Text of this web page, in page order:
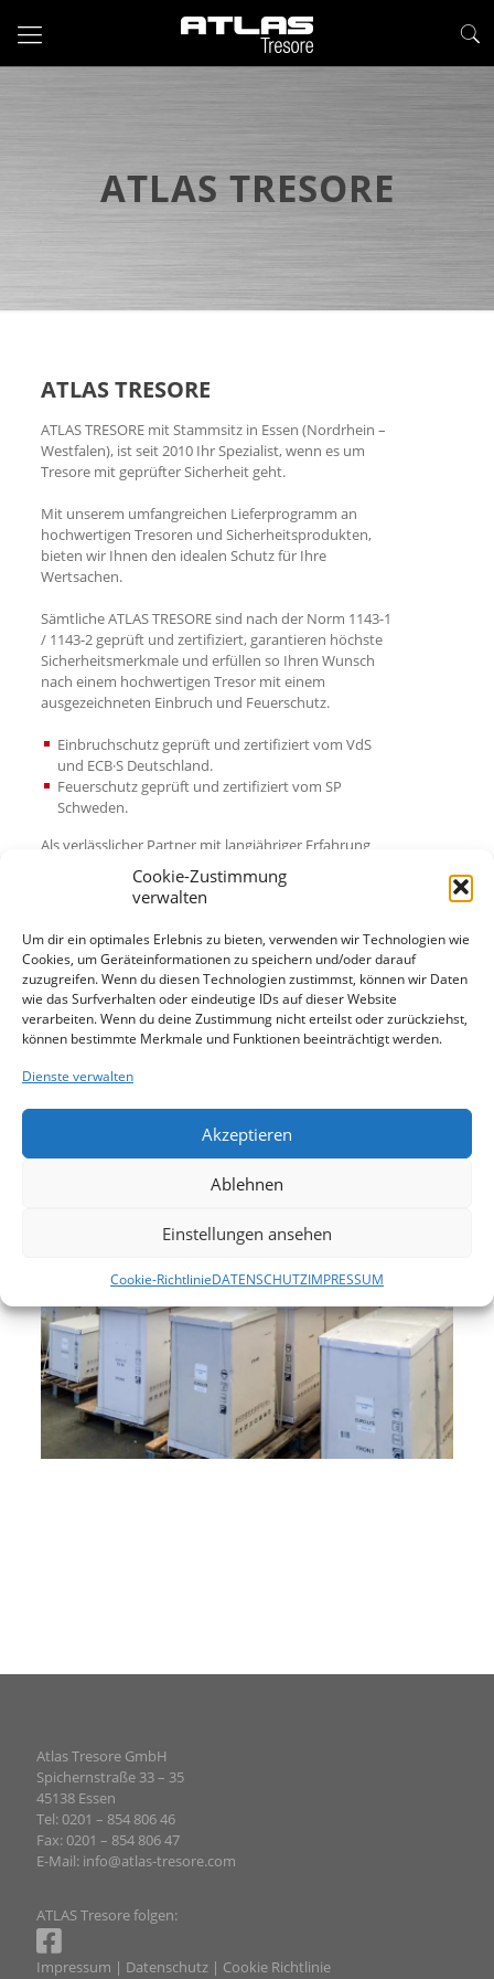
Cookie-Zustimmung
verwalten
Um dir ein optimales Erlebnis zu bieten, verwenden wir Technologien wie
Cookies, um Geräteinformationen zu speichern und/oder darauf
zuzugreifen. Wenn du diesen Technologien zustimmst, können wir Daten
wie das Surfverhalten oder eindeutige IDs auf dieser Website
verarbeiten. Wenn du deine Zustimmung nicht erteilst oder zurückziehst,
können bestimmte Merkmale und Funktionen beeinträchtigt werden.
Dienste verwalten
Akzeptieren
Ablehnen
Einstellungen ansehen
Cookie-RichtlinieDATENSCHUTZIMPRESSUM
ATLAS TRESORE
ATLAS TRESORE
ATLAS TRESORE mit Stammsitz in Essen (Nordrhein –
Westfalen), ist seit 2010 Ihr Spezialist, wenn es um
Tresore mit geprüfter Sicherheit geht.
Mit unserem umfangreichen Lieferprogramm an
hochwertigen Tresoren und Sicherheitsprodukten,
bieten wir Ihnen den idealen Schutz für Ihre
Wertsachen.
Sämtliche ATLAS TRESORE sind nach der Norm 1143-1
/ 1143-2 geprüft und zertifiziert, garantieren höchste
Sicherheitsmerkmale und erfüllen so Ihren Wunsch
nach einem hochwertigen Tresor mit einem
ausgezeichneten Einbruch und Feuerschutz.
Einbruchschutz geprüft und zertifiziert vom VdS
und ECB·S Deutschland.
Feuerschutz geprüft und zertifiziert vom SP
Schweden.
Als verlässlicher Partner mit langjähriger Erfahrung
und einem erstklassigen Preis- Leistungsverhältnis
setzen wir für Sie immer wieder neue Maßstäbe. Ganz
gleich ob es um klassische Tresore oder innovative
Waffenschränke geht. Eine große Auswahl an neuen
Tresoren steht stets in unserem Zentrallager für eine
kurzfristige Auslieferung für Sie bereit.
Atlas Tresore GmbH
Spichernstraße 33 – 35
45138 Essen
Tel: 0201 – 854 806 46
Fax: 0201 – 854 806 47
E-Mail: info@atlas-tresore.com
ATLAS Tresore folgen:
Impressum | Datenschutz | Cookie Richtlinie